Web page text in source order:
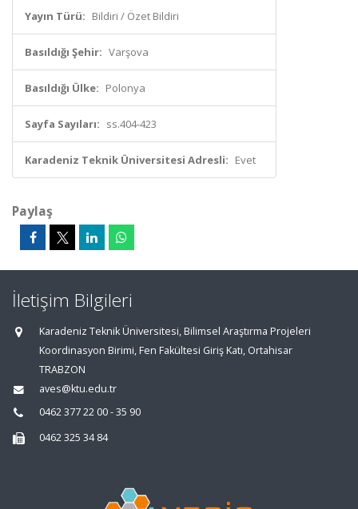
Yayın Türü: Bildiri / Özet Bildiri
Basıldığı Şehir: Varşova
Basıldığı Ülke: Polonya
Sayfa Sayıları: ss.404-423
Karadeniz Teknik Üniversitesi Adresli: Evet
Paylaş
İletişim Bilgileri
Karadeniz Teknik Üniversitesi, Bilimsel Araştırma Projeleri
Koordinasyon Birimi, Fen Fakültesi Giriş Katı, Ortahisar
TRABZON
aves@ktu.edu.tr
0462 377 22 00 - 35 90
0462 325 34 84